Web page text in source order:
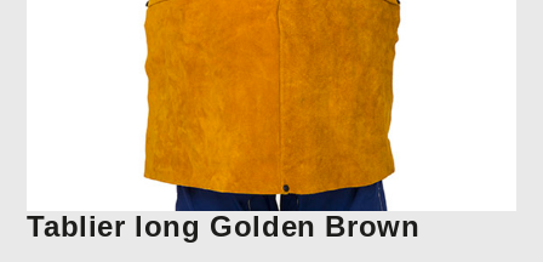
Tablier long Golden Brown